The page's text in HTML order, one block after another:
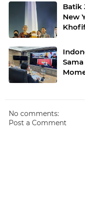
Batik
New York Siap
No comments:
Post a Comment